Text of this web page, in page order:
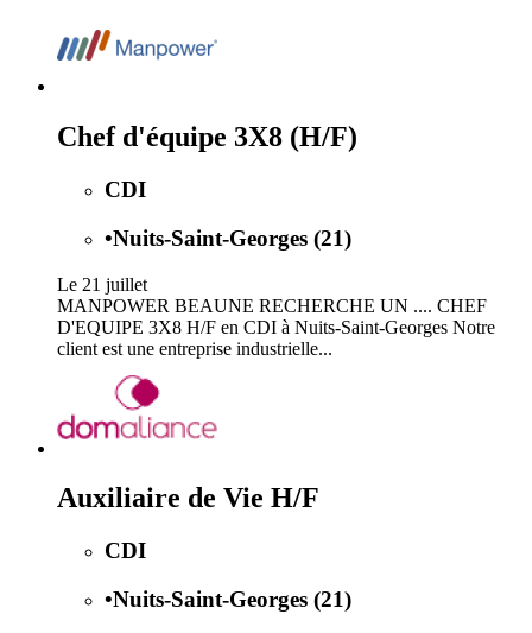
Chef d'équipe 3X8 (H/F)
CDI
•Nuits-Saint-Georges (21)
Le 21 juillet
MANPOWER BEAUNE RECHERCHE UN .... CHEF
D'EQUIPE 3X8 H/F en CDI à Nuits-Saint-Georges Notre
client est une entreprise industrielle...
Auxiliaire de Vie H/F
CDI
•Nuits-Saint-Georges (21)